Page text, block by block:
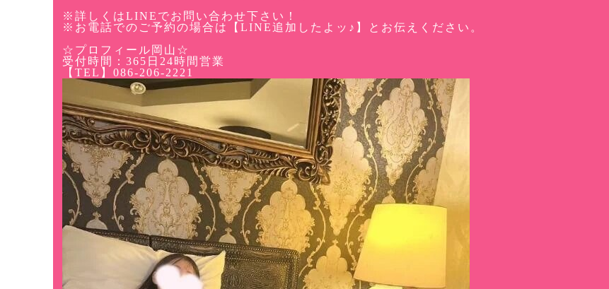
※詳しくはLINEでお問い合わせ下さい！
※お電話でのご予約の場合は【LINE追加したよッ♪】とお伝えください。
☆プロフィール岡山☆
受付時間：365日24時間営業
【TEL】086-206-2221